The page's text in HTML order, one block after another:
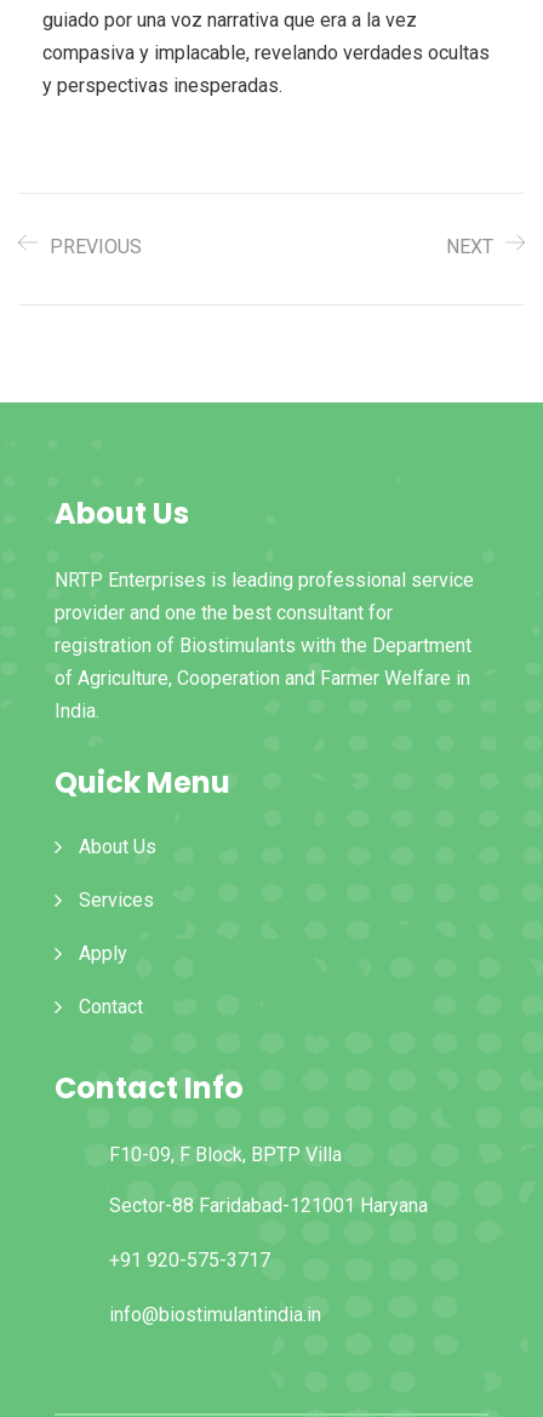
guiado por una voz narrativa que era a la vez
compasiva y implacable, revelando verdades ocultas
y perspectivas inesperadas.
PREVIOUS NEXT
About Us
NRTP Enterprises is leading professional service
provider and one the best consultant for
registration of Biostimulants with the Department
of Agriculture, Cooperation and Farmer Welfare in
India.
Quick Menu
About Us
Services
Apply
Contact
Contact Info
F10-09, F Block, BPTP Villa
Sector-88 Faridabad-121001 Haryana
+91 920-575-3717
info@biostimulantindia.in